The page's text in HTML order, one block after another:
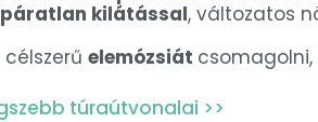
páratlan kilátással, változatos
elemózsiát
túraútvonalai >>